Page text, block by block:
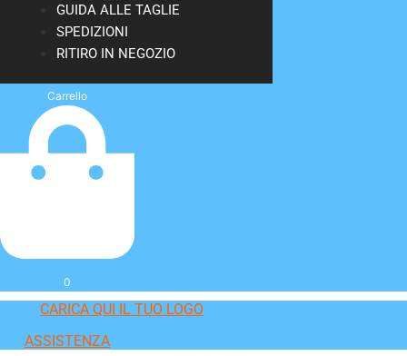
GUIDA ALLE TAGLIE
SPEDIZIONI
RITIRO IN NEGOZIO
Carrello
0
CARICA QUI IL TUO LOGO
ASSISTENZA